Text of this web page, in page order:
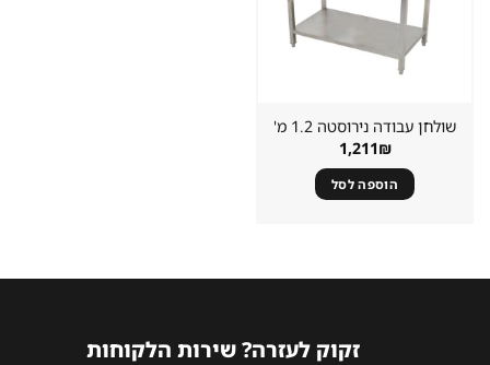
שולחן עבודה נירוסטה 1.2 מ'
1,211₪
הוספה לסל
זקוק לעזרה? שירות הלקוחות